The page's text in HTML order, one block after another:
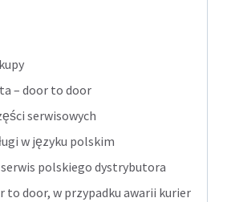
– door to door
serwisowych
w języku polskim
polskiego dystrybutora
to door, w przypadku awarii kurier